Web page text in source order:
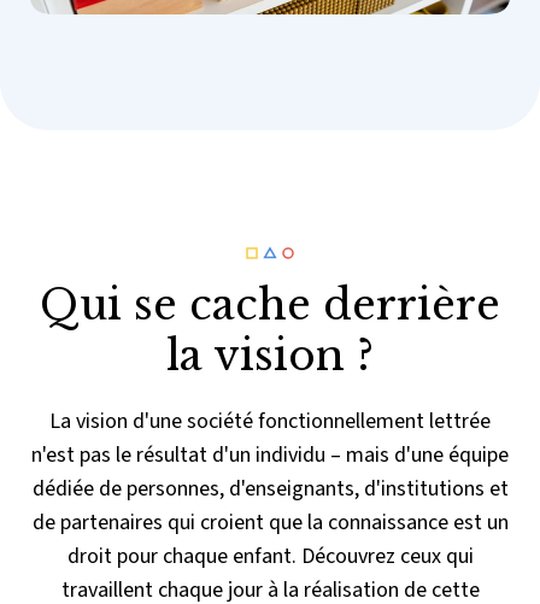
Qui se cache derrière
la vision ?
La vision d'une société fonctionnellement lettrée
n'est pas le résultat d'un individu – mais d'une équipe
dédiée de personnes, d'enseignants, d'institutions et
de partenaires qui croient que la connaissance est un
droit pour chaque enfant. Découvrez ceux qui
travaillent chaque jour à la réalisation de cette